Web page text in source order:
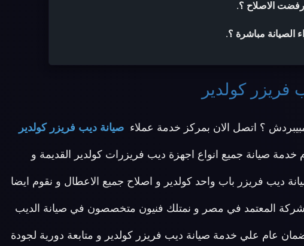
الاصلاح ؟.
الصيانة مباشرة ؟.
فريزر كولدير
؟ اتصل الان بمركز خدمة عملاء صيانة ديب فريزر كولدير
خدمة صيانة جميع انواع اجهزة ديب فريزرات كولدير القديمة و
ديب فريزر باب واحد كولدير و اصلاح جميع الاعطال و نقوم ايضا
الشركة المعتمد في مصر و نمتلك فنيون متخصصون في صيانة الديب
عام علي خدمة صيانة ديب فريزر كولدير و متابعة دورية لجودة